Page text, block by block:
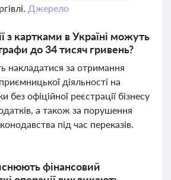
Джерело
з картками в Україні можуть
до 34 тисяч гривень?
за отримання
діяльності на
без офіційної реєстрації бізнесу
а також за порушення
під час переказів.
фінансовий